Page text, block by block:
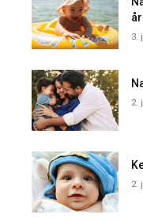
år
3.
2.
2.